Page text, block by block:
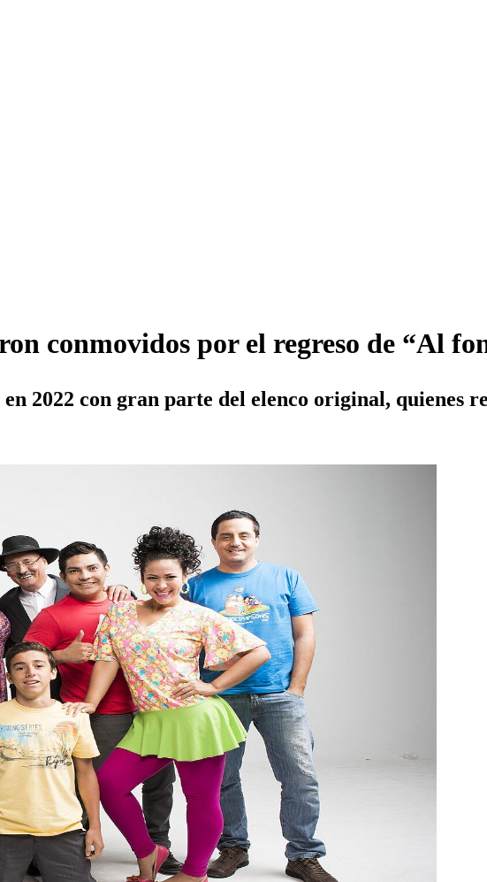
conmovidos por el regreso de “Al
2022 con gran parte del elenco original, quienes